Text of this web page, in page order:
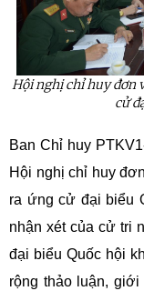
Hội nghị chỉ huy đơn
cử
Ban Chỉ huy
Hội nghị chỉ huy
ra ứng cử đại biểu
nhận xét của cử tri
đại biểu Quốc hội
rộng thảo luận,